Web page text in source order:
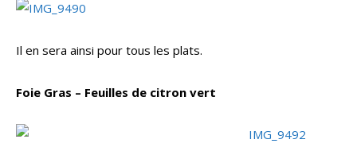
Il en sera ainsi pour tous les plats.
Foie Gras – Feuilles de citron vert